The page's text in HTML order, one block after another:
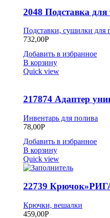
2048 Подставка для
Подставки, сушилки для
732,00Р
Добавить в избранное
В корзину
Quick view
217874 Адаптер
Инвентарь для полива
78,00Р
Добавить в избранное
В корзину
Quick view
22739
Крючки, вешалки
459,00Р